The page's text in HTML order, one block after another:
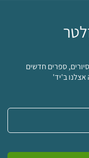
ספרים חדשים
ב'יד'